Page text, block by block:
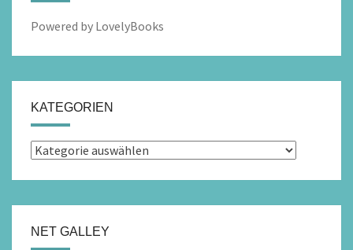
Powered by LovelyBooks
KATEGORIEN
Kategorien
NET GALLEY